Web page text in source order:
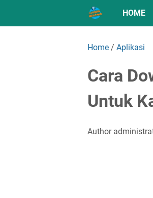
HOME
Home / Aplikasi
Cara
Untuk
Author